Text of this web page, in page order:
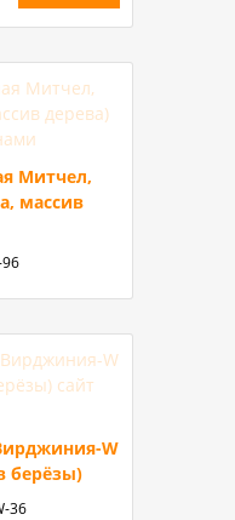
Митчел,
массив
W
берёзы)
36